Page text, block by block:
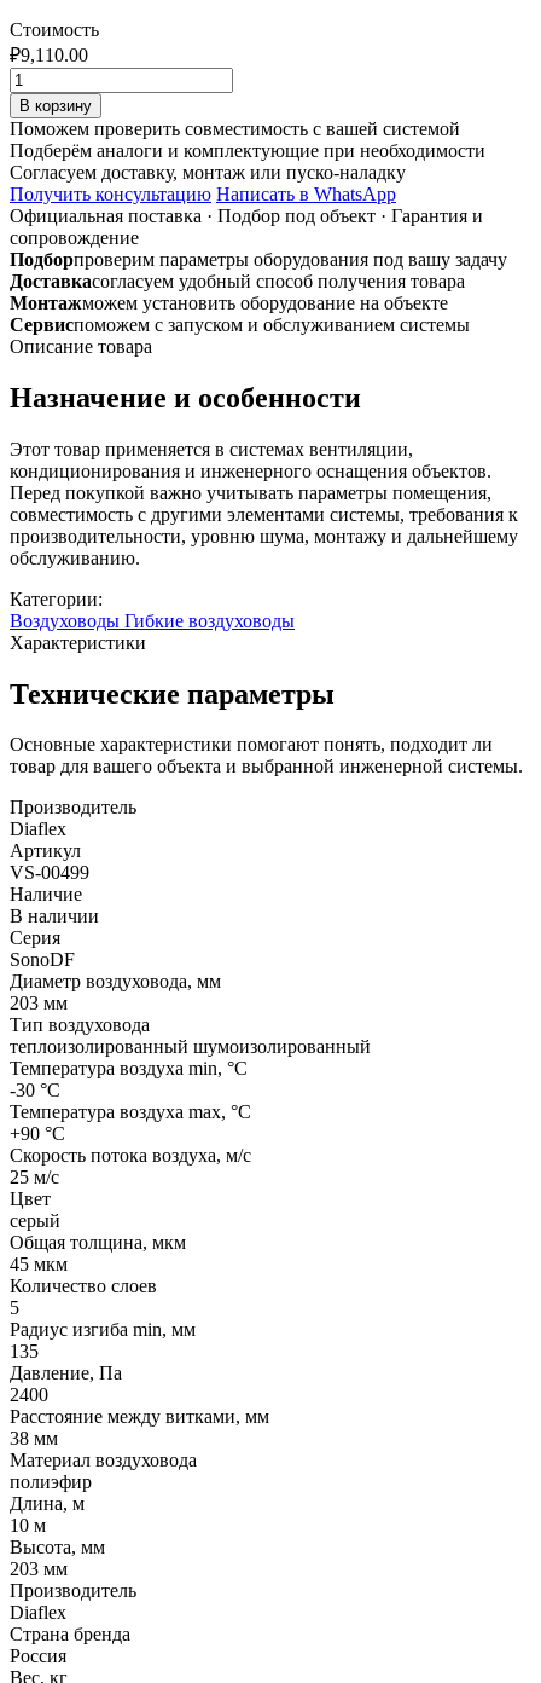
Стоимость
₽9,110.00
Количество
товара
SonoDF
-
S
203
звукопоглощающий
воздуховод
изолированный,
утепленный
В корзину
Поможем проверить совместимость с вашей системой
Подберём аналоги и комплектующие при необходимости
Согласуем доставку, монтаж или пуско-наладку
Получить консультацию Написать в WhatsApp
Официальная поставка · Подбор под объект · Гарантия и
сопровождение
Подборпроверим параметры оборудования под вашу задачу
Доставкасогласуем удобный способ получения товара
Монтажможем установить оборудование на объекте
Сервиспоможем с запуском и обслуживанием системы
Описание товара
Назначение и особенности
Этот товар применяется в системах вентиляции,
кондиционирования и инженерного оснащения объектов.
Перед покупкой важно учитывать параметры помещения,
совместимость с другими элементами системы, требования к
производительности, уровню шума, монтажу и дальнейшему
обслуживанию.
Категории:
Воздуховоды Гибкие воздуховоды
Характеристики
Технические параметры
Основные характеристики помогают понять, подходит ли
товар для вашего объекта и выбранной инженерной системы.
Производитель
Diaflex
Артикул
VS-00499
Наличие
В наличии
Серия
SonoDF
Диаметр воздуховода, мм
203 мм
Тип воздуховода
теплоизолированный шумоизолированный
Температура воздуха min, °С
-30 °С
Температура воздуха max, °С
+90 °С
Скорость потока воздуха, м/с
25 м/с
Цвет
серый
Общая толщина, мкм
45 мкм
Количество слоев
5
Радиус изгиба min, мм
135
Давление, Па
2400
Расстояние между витками, мм
38 мм
Материал воздуховода
полиэфир
Длина, м
10 м
Высота, мм
203 мм
Производитель
Diaflex
Страна бренда
Россия
Вес, кг